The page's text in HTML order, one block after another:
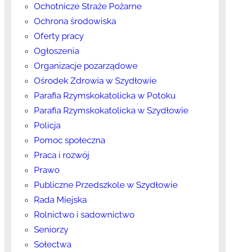
Ochotnicze Straże Pożarne
Ochrona środowiska
Oferty pracy
Ogłoszenia
Organizacje pozarządowe
Ośrodek Zdrowia w Szydłowie
Parafia Rzymskokatolicka w Potoku
Parafia Rzymskokatolicka w Szydłowie
Policja
Pomoc społeczna
Praca i rozwój
Prawo
Publiczne Przedszkole w Szydłowie
Rada Miejska
Rolnictwo i sadownictwo
Seniorzy
Sołectwa